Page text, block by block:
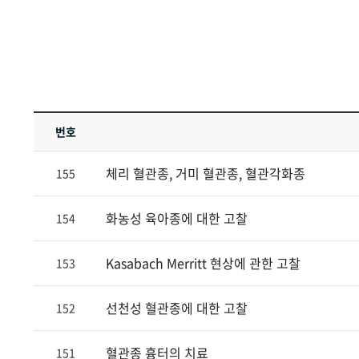
번호
155 체리 혈관종, 거미 혈관종, 혈관각화종
154 화농성 육아종에 대한 고찰
153 Kasabach Merritt 현상에 관한 고찰
152 선천성 혈관종에 대한 고찰
151 혈관종 흉터의 치료